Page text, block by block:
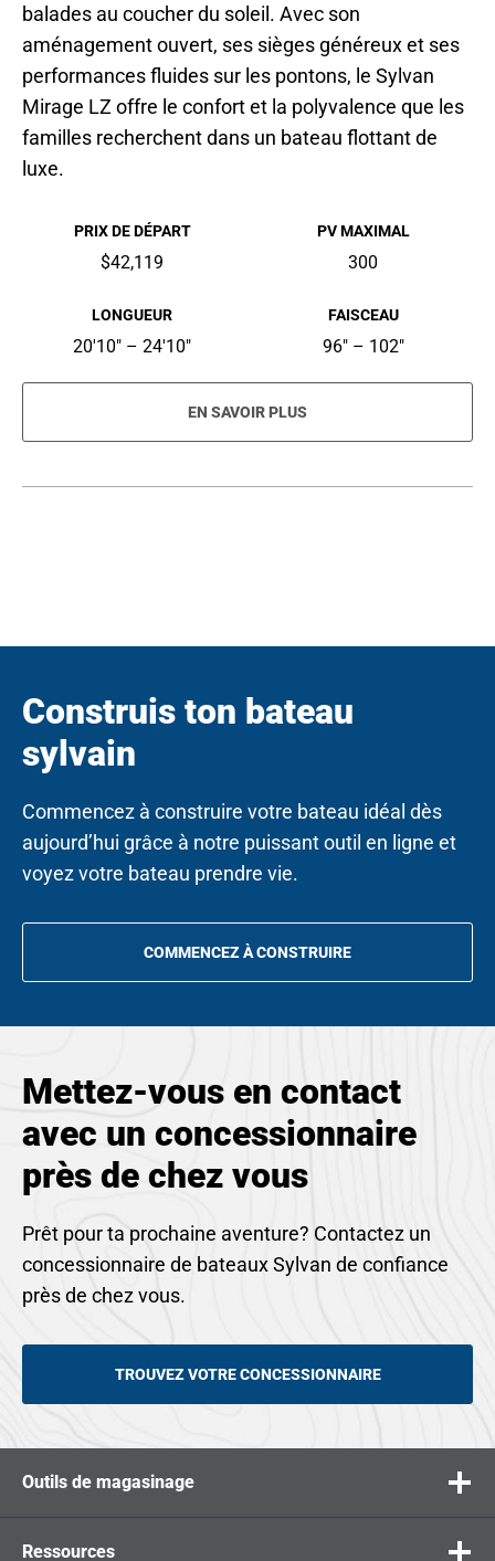
balades au coucher du soleil. Avec son
aménagement ouvert, ses sièges généreux et ses
performances fluides sur les pontons, le Sylvan
Mirage LZ offre le confort et la polyvalence que les
familles recherchent dans un bateau flottant de
luxe.
PRIX DE DÉPART
$42,119
PV MAXIMAL
300
LONGUEUR
20'10" – 24'10"
FAISCEAU
96" – 102"
EN SAVOIR PLUS
Construis ton bateau
sylvain
Commencez à construire votre bateau idéal dès
aujourd’hui grâce à notre puissant outil en ligne et
voyez votre bateau prendre vie.
COMMENCEZ À CONSTRUIRE
OPENS
Mettez-vous en contact
avec un concessionnaire
près de chez vous
Prêt pour ta prochaine aventure? Contactez un
concessionnaire de bateaux Sylvan de confiance
près de chez vous.
TROUVEZ VOTRE CONCESSIONNAIRE
Outils de magasinage
Ressources